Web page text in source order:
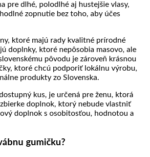
pre dlhé, polodlhé aj hustejšie vlasy,
zopnutie bez toho, aby účes
ktoré majú rady kvalitné prírodné
doplnky, ktoré nepôsobia masovo, ale
pôvodu je zároveň krásnou
ktoré chcú podporiť lokálnu výrobu,
produkty zo Slovenska.
kus, je určená pre ženu, ktorá
doplnok, ktorý nebude vlastniť
doplnok s osobitosťou, hodnotou a
gumičku?